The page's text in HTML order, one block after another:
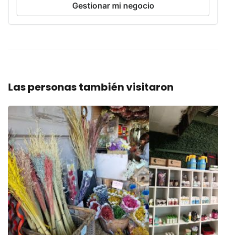
Gestionar mi negocio
Las personas también visitaron